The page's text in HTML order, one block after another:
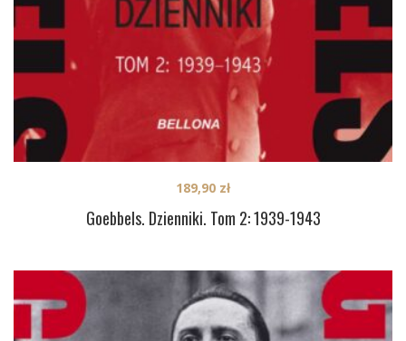
Goebbels. Dzienniki. Tom 2: 1939-1943
189,90 zł